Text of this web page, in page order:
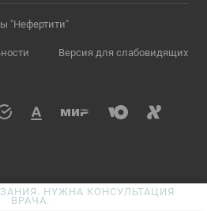
"Нефертити"
Версия для слабовидящих
НУЖНА КОНСУЛЬТАЦИЯ
ВРАЧА.